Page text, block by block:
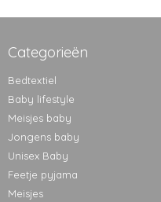
Categorieën
Bedtextiel
Baby lifestyle
Meisjes baby
Jongens baby
Unisex Baby
Feetje pyjama
Meisjes